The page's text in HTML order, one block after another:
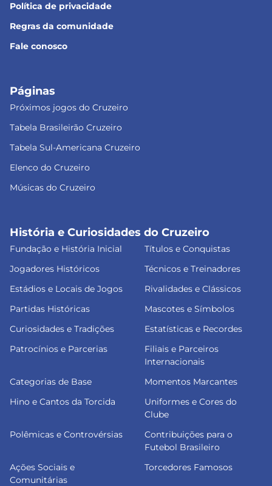
Política de privacidade
Regras da comunidade
Fale conosco
Páginas
Próximos jogos do Cruzeiro
Tabela Brasileirão Cruzeiro
Tabela Sul-Americana Cruzeiro
Elenco do Cruzeiro
Músicas do Cruzeiro
História e Curiosidades do Cruzeiro
Fundação e História Inicial
Títulos e Conquistas
Jogadores Históricos
Técnicos e Treinadores
Estádios e Locais de Jogos
Rivalidades e Clássicos
Partidas Históricas
Mascotes e Símbolos
Curiosidades e Tradições
Estatísticas e Recordes
Patrocínios e Parcerias
Filiais e Parceiros
Internacionais
Categorias de Base
Momentos Marcantes
Hino e Cantos da Torcida
Uniformes e Cores do
Clube
Polêmicas e Controvérsias
Contribuições para o
Futebol Brasileiro
Ações Sociais e
Comunitárias
Torcedores Famosos